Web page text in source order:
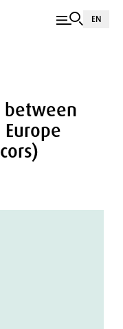
EN
between